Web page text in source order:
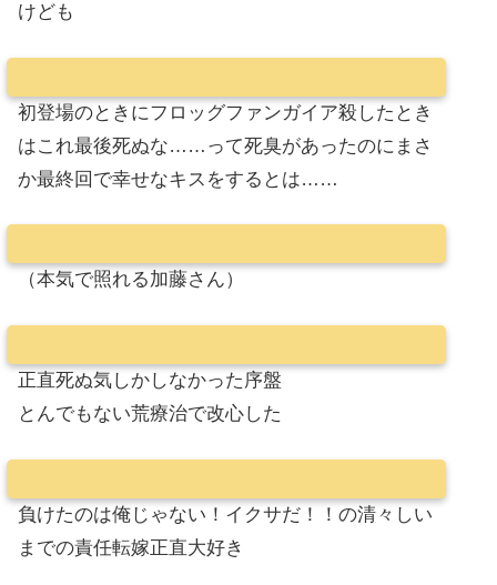
けども
初登場のときにフロッグファンガイア殺したとき
はこれ最後死ぬな……って死臭があったのにまさ
か最終回で幸せなキスをするとは……
（本気で照れる加藤さん）
正直死ぬ気しかしなかった序盤
とんでもない荒療治で改心した
負けたのは俺じゃない！イクサだ！！の清々しい
までの責任転嫁正直大好き